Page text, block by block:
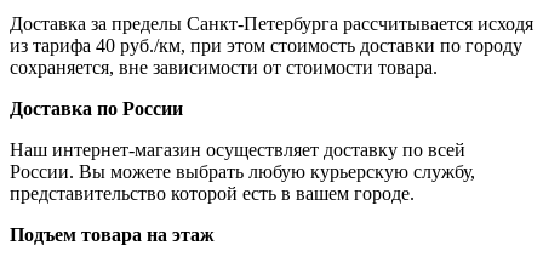
Доставка за пределы Санкт-Петербурга рассчитывается исходя
из тарифа 40 руб./км, при этом стоимость доставки по городу
сохраняется, вне зависимости от стоимости товара.
Доставка по России
Наш интернет-магазин осуществляет доставку по всей
России. Вы можете выбрать любую курьерскую службу,
представительство которой есть в вашем городе.
Подъем товара на этаж